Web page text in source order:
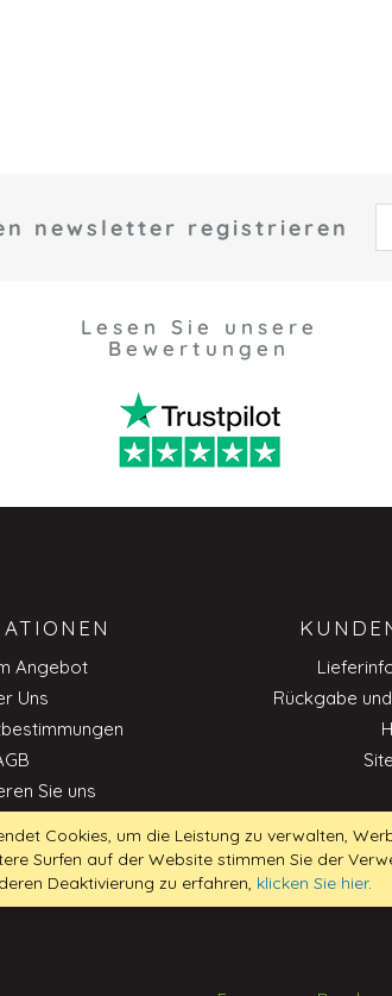
newsletter registrieren
Lesen Sie unsere
Bewertungen
Angebot
Uns
Sie uns
Richtlinie
Rückgabe
Cookies, um die Leistung zu verwalten,
Surfen auf der Website stimmen Sie der
Deaktivierung zu erfahren, klicken Sie hier.